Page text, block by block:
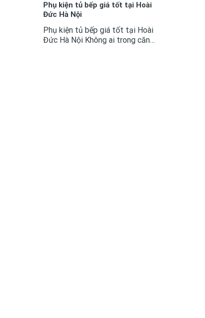
Phụ kiện tủ bếp giá tốt tại Hoài
Đức Hà Nội
Phụ kiện tủ bếp giá tốt tại Hoài
Đức Hà Nội Không ai trong căn